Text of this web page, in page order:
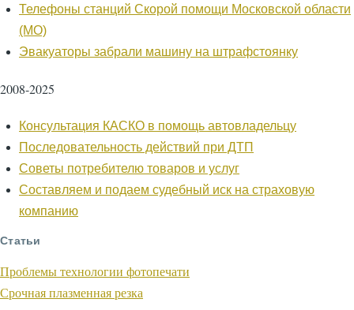
Телефоны станций Скорой помощи Московской области
(МО)
Эвакуаторы забрали машину на штрафстоянку
2008-2025
Консультация КАСКО в помощь автовладельцу
Последовательность действий при ДТП
Советы потребителю товаров и услуг
Составляем и подаем судебный иск на страховую
компанию
Статьи
Проблемы технологии фотопечати
Срочная плазменная резка